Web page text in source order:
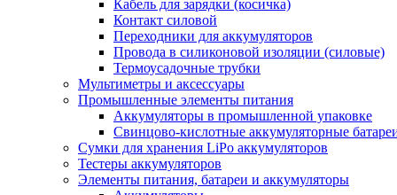
Кабель для зарядки (косичка)
Контакт силовой
Переходники для аккумуляторов
Провода в силиконовой изоляции (силовые)
Термоусадочные трубки
Мультиметры и аксессуары
Промышленные элементы питания
Аккумуляторы в промышленной упаковке
Свинцово-кислотные аккумуляторные
Сумки для хранения LiPo аккумуляторов
Тестеры аккумуляторов
Элементы питания, батареи и аккумуляторы